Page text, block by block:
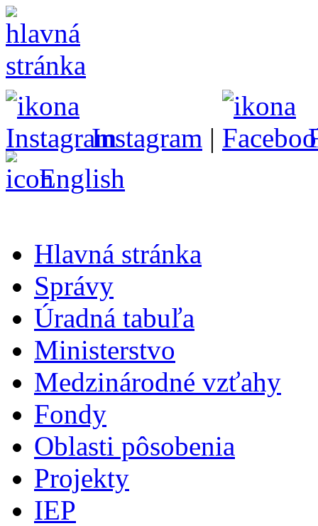
Instagram |
English
Hlavná stránka
Správy
Úradná tabuľa
Ministerstvo
Medzinárodné vzťahy
Fondy
Oblasti pôsobenia
Projekty
IEP